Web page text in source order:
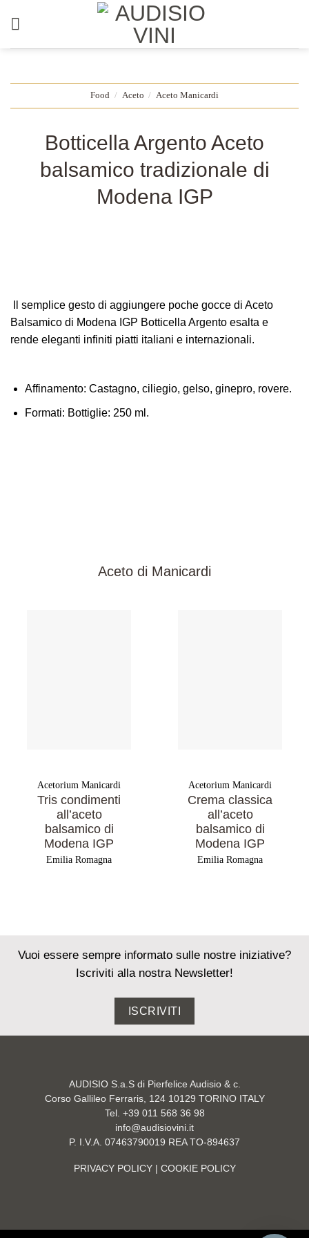
Food / Aceto / Aceto Manicardi
Botticella Argento Aceto
balsamico tradizionale di
Modena IGP
Il semplice gesto di aggiungere poche gocce di Aceto
Balsamico di Modena IGP Botticella Argento esalta e
rende eleganti infiniti piatti italiani e internazionali.
Affinamento: Castagno, ciliegio, gelso, ginepro, rovere.
Formati: Bottiglie: 250 ml.
Aceto di Manicardi
Acetorium Manicardi
Tris condimenti
all’aceto
balsamico di
Modena IGP
Emilia Romagna
Acetorium Manicardi
Crema classica
all’aceto
balsamico di
Modena IGP
Emilia Romagna
Vuoi essere sempre informato sulle nostre iniziative?
Iscriviti alla nostra Newsletter!
ISCRIVITI
AUDISIO S.a.S di Pierfelice Audisio & c.
Corso Gallileo Ferraris, 124 10129 TORINO ITALY
Tel. +39 011 568 36 98
info@audisiovini.it
P. I.V.A. 07463790019 REA TO-894637
PRIVACY POLICY| COOKIE POLICY